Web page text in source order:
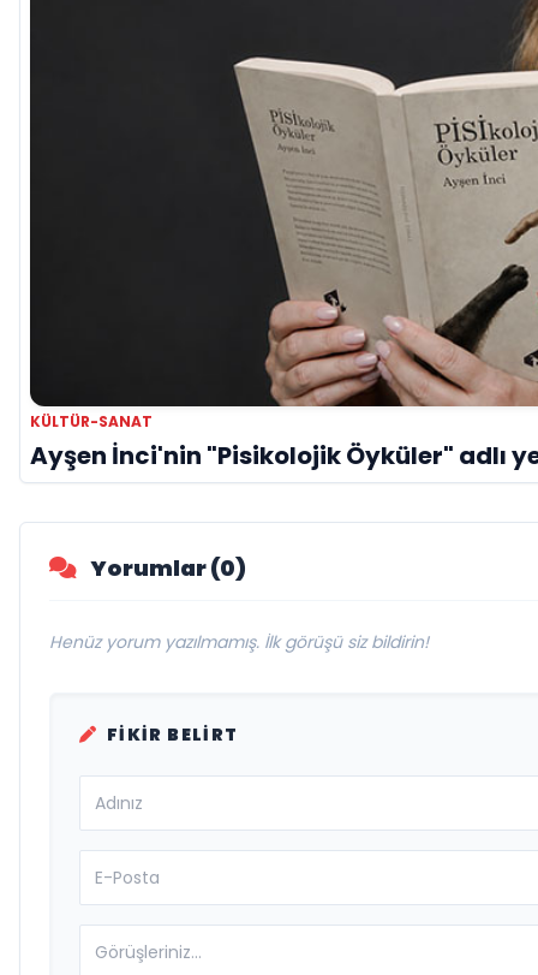
KÜLTÜR-SANAT
Ayşen İnci'nin "Pisikolojik Öyküler" adlı
Yorumlar (0)
Henüz yorum yazılmamış. İlk görüşü siz bildirin!
FIKIR BELIRT